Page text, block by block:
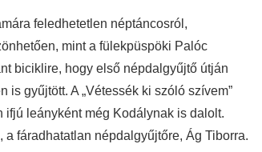
feledhetetlen néptáncosról,
mint a fülekpüspöki Palóc
biciklire, hogy első népdalgyűjtő útján
gyűjtött. A „Vétessék ki szóló szívem”
leányként még Kodálynak is dalolt.
fáradhatatlan népdalgyűjtőre, Ág Tiborra.